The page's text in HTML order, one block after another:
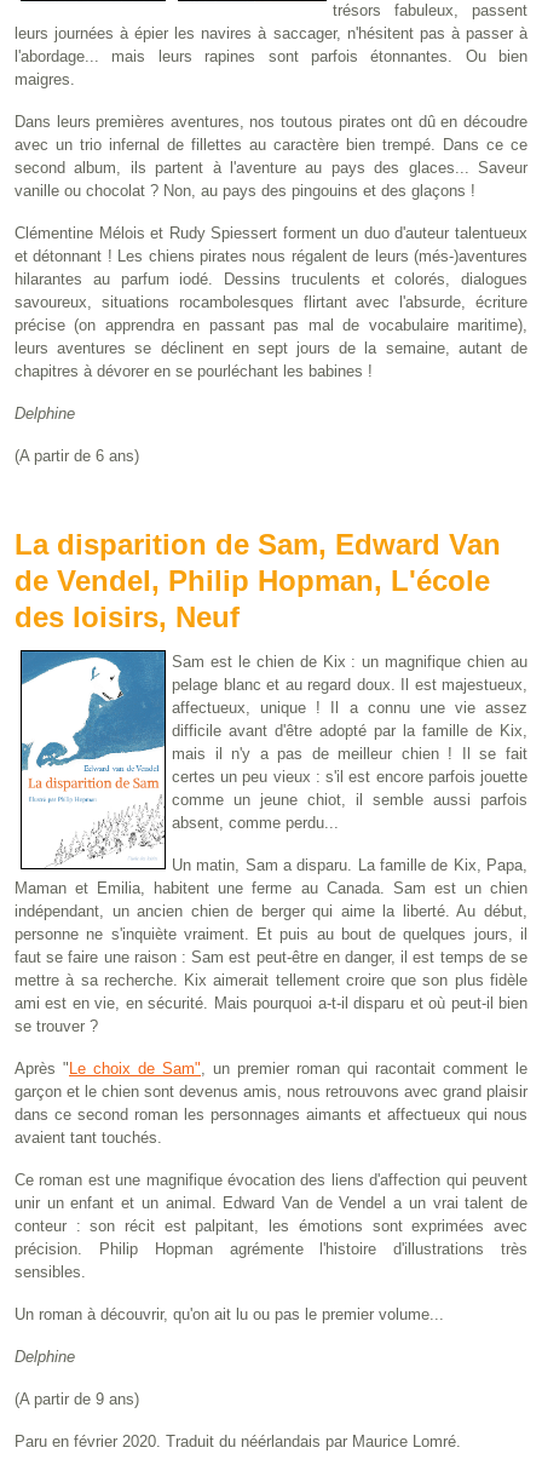
trésors fabuleux, passent
leurs journées à épier les navires à saccager, n'hésitent pas à passer à
l'abordage... mais leurs rapines sont parfois étonnantes. Ou bien
maigres.
Dans leurs premières aventures, nos toutous pirates ont dû en découdre
avec un trio infernal de fillettes au caractère bien trempé. Dans ce ce
second album, ils partent à l'aventure au pays des glaces... Saveur
vanille ou chocolat ? Non, au pays des pingouins et des glaçons !
Clémentine Mélois et Rudy Spiessert forment un duo d'auteur talentueux
et détonnant ! Les chiens pirates nous régalent de leurs (més-)aventures
hilarantes au parfum iodé. Dessins truculents et colorés, dialogues
savoureux, situations rocambolesques flirtant avec l'absurde, écriture
précise (on apprendra en passant pas mal de vocabulaire maritime),
leurs aventures se déclinent en sept jours de la semaine, autant de
chapitres à dévorer en se pourléchant les babines !
Delphine
(A partir de 6 ans)
La disparition de Sam, Edward Van
de Vendel, Philip Hopman, L'école
des loisirs, Neuf
Sam est le chien de Kix : un magnifique chien au
pelage blanc et au regard doux. Il est majestueux,
affectueux, unique ! Il a connu une vie assez
difficile avant d'être adopté par la famille de Kix,
mais il n'y a pas de meilleur chien ! Il se fait
certes un peu vieux : s'il est encore parfois jouette
comme un jeune chiot, il semble aussi parfois
absent, comme perdu...
Un matin, Sam a disparu. La famille de Kix, Papa,
Maman et Emilia, habitent une ferme au Canada. Sam est un chien
indépendant, un ancien chien de berger qui aime la liberté. Au début,
personne ne s'inquiète vraiment. Et puis au bout de quelques jours, il
faut se faire une raison : Sam est peut-être en danger, il est temps de se
mettre à sa recherche. Kix aimerait tellement croire que son plus fidèle
ami est en vie, en sécurité. Mais pourquoi a-t-il disparu et où peut-il bien
se trouver ?
Après " Le choix de Sam", un premier roman qui racontait comment le
garçon et le chien sont devenus amis, nous retrouvons avec grand plaisir
dans ce second roman les personnages aimants et affectueux qui nous
avaient tant touchés.
Ce roman est une magnifique évocation des liens d'affection qui peuvent
unir un enfant et un animal. Edward Van de Vendel a un vrai talent de
conteur : son récit est palpitant, les émotions sont exprimées avec
précision. Philip Hopman agrémente l'histoire d'illustrations très
sensibles.
Un roman à découvrir, qu'on ait lu ou pas le premier volume...
Delphine
(A partir de 9 ans)
Paru en février 2020. Traduit du néérlandais par Maurice Lomré.